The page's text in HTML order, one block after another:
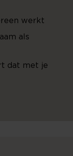
werkt
als
dat met je